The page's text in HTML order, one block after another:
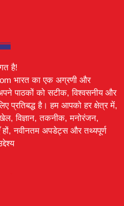
है!
भारत का एक अग्रणी और
पाठकों को सटीक, विश्वसनीय और
प्रतिबद्ध है। हम आपको हर क्षेत्र में,
विज्ञान, तकनीक, मनोरंजन,
हों, नवीनतम अपडेट्स और तथ्यपूर्ण